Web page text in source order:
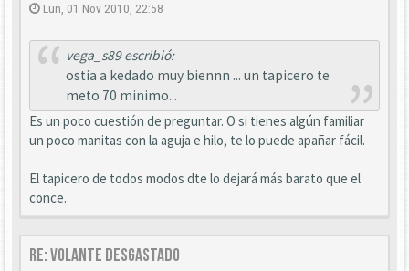
Lun, 01 Nov 2010, 22:58
vega_s89 escribió:
ostia a kedado muy biennn ... un tapicero te
meto 70 minimo...
Es un poco cuestión de preguntar. O si tienes algún familiar
un poco manitas con la aguja e hilo, te lo puede apañar fácil.
El tapicero de todos modos dte lo dejará más barato que el
conce.
Re: Volante desgastado